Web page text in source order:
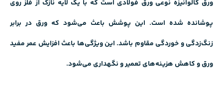
ورق گالوانیزه نوعی ورق فولادی است که با یک لایه نازک از فلزروی
پوشانده شده است. این پوشش باعث می‌شود که ورق در برابر
زنگ‌زدگی و خوردگی مقاوم باشد. این ویژگی‌ها باعث افزایش عمر مفید
ورق و کاهش هزینه‌های تعمیر و نگهداری می‌شود.